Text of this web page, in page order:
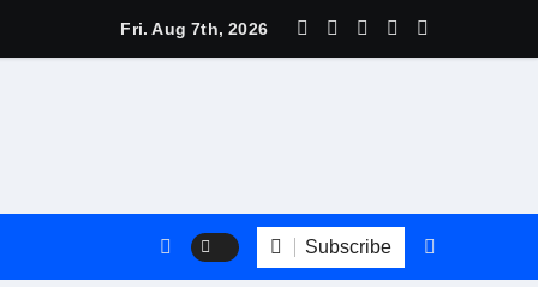
बधानी समेत 13 महिलाओं का हुआ तीलू रौतेली पुरस्कार के लिय चयन
Fri. Aug 7th, 2026
Subscribe